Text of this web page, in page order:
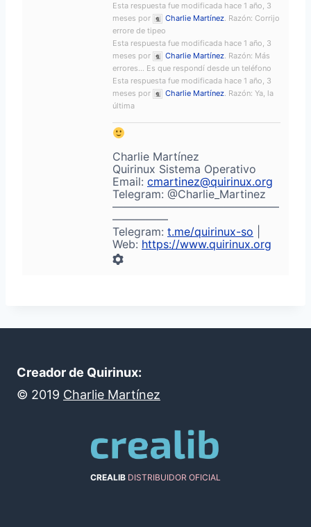
Esta respuesta fue modificada hace 1 año, 3
meses por
Charlie Martínez. Razón: Corrijo
errore de tipeo
Esta respuesta fue modificada hace 1 año, 3
meses por
Charlie Martínez. Razón: Más
errores... Es que respondí desde un teléfono
Esta respuesta fue modificada hace 1 año, 3
meses por
Charlie Martínez. Razón: Ya, la
última
Charlie Martínez
Quirinux Sistema Operativo
Email: cmartinez@quirinux.org
Telegram: @Charlie_Martinez
———————————————
—————
Telegram: t.me/quirinux-so
Web: https://www.quirinux.org
Creador de Quirinux:
© 2019 Charlie Martínez
CREALIB DISTRIBUIDOR OFICIAL